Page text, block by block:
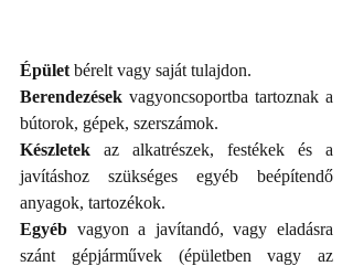
Épület bérelt vagy saját tulajdon.
Berendezések vagyoncsoportba tartoznak a
bútorok, gépek, szerszámok.
Készletek az alkatrészek, festékek és a
javításhoz szükséges egyéb beépítendő
anyagok, tartozékok.
Egyéb vagyon a javítandó, vagy eladásra
szánt gépjárművek (épületben vagy az